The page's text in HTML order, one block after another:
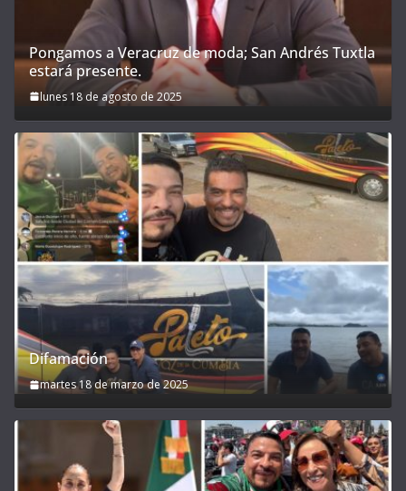
Pongamos a Veracruz de moda; San Andrés Tuxtla
estará presente.
lunes 18 de agosto de 2025
Difamación
martes 18 de marzo de 2025